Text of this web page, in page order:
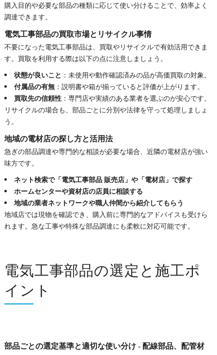
購入目的や必要な部品の種類に応じて使い分けることで、効率よく
調達できます。
電気工事部品の買取市場とリサイクル事情
不要になった電気工事部品は、買取やリサイクルで有効活用できま
す。買取を利用する際は以下の点に注意しましょう。
状態が良いこと ：未使用や動作確認済みの品が高価買取の対象。
付属品の有無：説明書や箱が揃っていると評価が上がります。
買取先の信頼性：専門店や実績のある業者を選ぶのが安心です。
リサイクルの場合も、部品ごとに分別や法律を守って処理しましょ
う。
地域の電材店の探し方と活用法
急ぎの部品調達や専門的な相談が必要な場合、近隣の電材店が強い
味方です。
ネット検索で「電気工事部品 販売店」や「電材店」で探す
ホームセンターや資材店の店員に相談する
地域の業者ネットワークや職人仲間から紹介してもらう
地域店では現物を確認でき、購入前に専門的なアドバイスも受けら
れます。急な工事や特殊な部品調達にも柔軟に対応可能です。
電気工事部品の選定と施工ポ
イント
部品ごとの選定基準と適切な使い分け - 配線部品、配管材